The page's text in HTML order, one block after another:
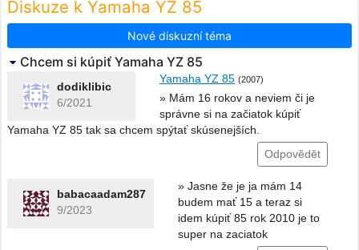
Diskuze k Yamaha YZ 85
Nové diskuzní téma
Chcem si kúpiť Yamaha YZ 85
dodiklibic
6/2021
Yamaha YZ 85 (2007)
» Mám 16 rokov a neviem či je
správne si na začiatok kúpiť
Yamaha YZ 85 tak sa chcem spýtať skúsenejších.
Odpovědět
babacaadam287
9/2023
» Jasne že je ja mám 14
budem mať 15 a teraz si
idem kúpiť 85 rok 2010 je to
super na zaciatok